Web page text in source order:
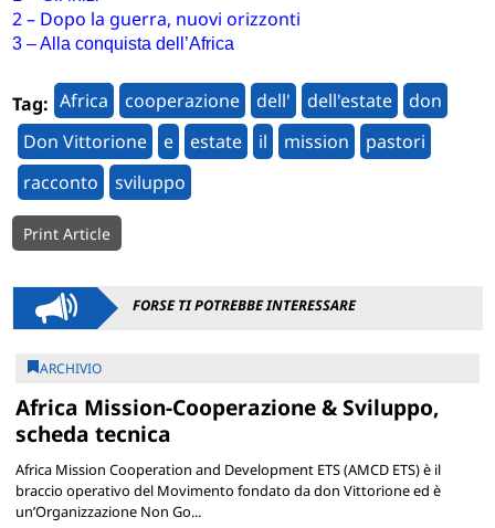
2 – Dopo la guerra, nuovi orizzonti
3 – Alla conquista dell’Africa
Tag: Africa cooperazione dell' dell'estate
don
Don Vittorione
e estate il mission
pastori
racconto
sviluppo
Print Article
FORSE TI POTREBBE INTERESSARE
ARCHIVIO
Africa Mission-Cooperazione & Sviluppo,
scheda tecnica
Africa Mission Cooperation and Development ETS (AMCD ETS) è il
braccio operativo del Movimento fondato da don Vittorione ed è
un’Organizzazione Non Go...